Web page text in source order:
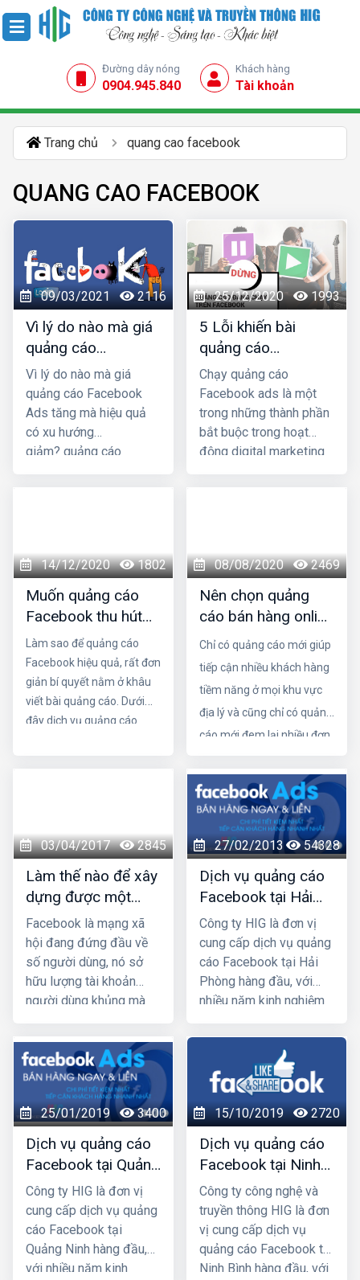
Đường dây nóng
0904.945.840
Khách hàng
Tài khoản
Trang chủ quang cao facebook
QUANG CAO FACEBOOK
09/03/2021 2116
Vì lý do nào mà giá
quảng cáo
Facebook Ads tăng
mà hiệu quả có xu
hướng giảm?
Vì lý do nào mà giá
quảng cáo Facebook
Ads tăng mà hiệu quả
có xu hướng
giảm? quảng cáo
công ty quảng cáo
facebook hải phòng
giúp bạn giải quyết
những vấn đề trên nhé.
25/12/2020 1993
5 Lỗi khiến bài
quảng cáo
facebook của bạn
bị buộc dừng
Chạy quảng cáo
Facebook ads là một
trong những thành phần
bắt buộc trong hoạt
động digital marketing
facebook chối từ
14/12/2020 1802
Muốn quảng cáo
Facebook thu hút
và hiệu quả nhất
cần nắm vững
nguyên tắc vàng
sau
Làm sao để quảng cáo
Facebook hiệu quả, rất đơn
giản bí quyết nằm ở khâu
viết bài quảng cáo. Dưới
đây dịch vụ quảng cáo
08/08/2020 2469
Nên chọn quảng
cáo bán hàng online
trên Facebook hay
Google Adwords ?
Chỉ có quảng cáo mới giúp
tiếp cận nhiều khách hàng
tiềm năng ở mọi khu vực
địa lý và cũng chỉ có quảng
cáo mới đem lại nhiều đơn
doanh thu một cách hiệu
quả nhất. Tại Việt Nam, có
thể nói Google Adwords và
Facebook được xem là 2
kênh quảng cáo phổ biến
nhất.
03/04/2017 2845
Làm thế nào để xây
dựng được một
chiến lược
Facebook
Marketing hiệu quả
Facebook là mạng xã
hội đang đứng đầu về
số người dùng, nó sở
hữu lượng tài khoản
người dùng khủng mà
khác không so sánh
được. Chúng ta không
thể phủ nhận
rằng Marketing
Online đang đem lại
nhiều hiệu quả hơn so
với marketing truyền
thống, vớiFacebook
Marketingbạn có thể
tiếp cận được hàng
ngàn khách hàng trong
thời gian nhanh nhất và
dễ dàng nhất.
27/02/2013 54328
Dịch vụ quảng cáo
Facebook tại Hải
Phòng
Công ty HIG là đơn vị
cung cấp dịch vụ quảng
cáo Facebook tại Hải
Phòng hàng đầu, với
nhiều năm kinh nghiệm
hàng trăm khách hàng
lớn nhỏ ở Hải Phòng và
các tỉnh Miền Bắc,
chúng tôi chắc chắn sẽ
giúp quý khách phát
triển kinh doanh nhanh
chóng.
25/01/2019 3400
Dịch vụ quảng cáo
Facebook tại Quảng
Ninh giá rẻ, uy tín
nhất
Công ty HIG là đơn vị
cung cấp dịch vụ quảng
cáo Facebook tại
Quảng Ninh hàng đầu,
với nhiều năm kinh
15/10/2019 2720
Dịch vụ quảng cáo
Facebook tại Ninh
Bình giá rẻ, uy tín
Công ty công nghệ và
truyền thông HIG là đơn
vị cung cấp dịch vụ
quảng cáo Facebook tại
Ninh Bình hàng đầu, với